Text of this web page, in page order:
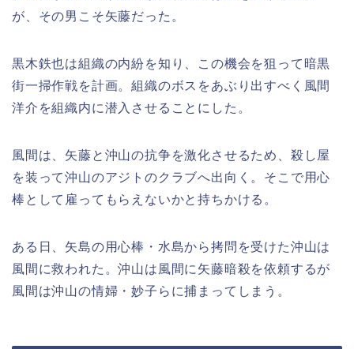
が、その男こそ矢藤だった。
黒木鉄也は組織の内紛を知り、この機会を狙って暗黒
街一掃作戦を計画。組織のボスをあぶり出すべく風間
洋介を組織内に潜入させることにした。
風間は、矢藤と沖山の抗争を激化させるため、殺し屋
を装って沖山のアジトのクラブへ出向く。そこで用心
棒として雇ってもらえないかと持ちかける。
ある日、矢島の用心棒・水島から拷問を受けた沖山は
風間に救われた。沖山は風間に矢藤暗殺を依頼するが
風間は沖山の情婦・妙子らに捕まってしまう。